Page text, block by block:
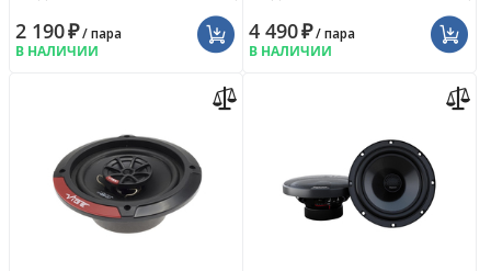
2 190₽/ пара
В НАЛИЧИИ
4 490₽/ пара
В НАЛИЧИИ